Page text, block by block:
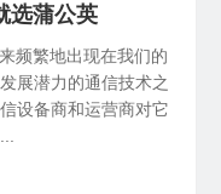
选蒲公英
频繁地出现在我们的
展潜力的通信技术之
设备商和运营商对它